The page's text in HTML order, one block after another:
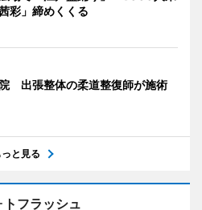
彩」締めくくる
出張整体の柔道整復師が施術
っと見る
トフラッシュ